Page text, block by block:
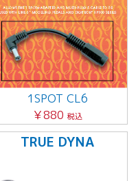
1SPOT CL6
￥880 税込
TRUE DYNA